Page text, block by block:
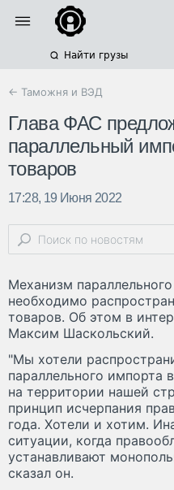
Найти грузы
← Таможня и ВЭД
Глава ФАС
параллельный
товаров
17:28, 19 Июня 2022
Механизм
необходимо
товаров. Об этом в
Максим Шаскольский.
"Мы хотели
параллельного импорта
на территории нашей
принцип исчерпания
года. Хотели и хотим.
ситуации, когда
устанавливают
сказал он.